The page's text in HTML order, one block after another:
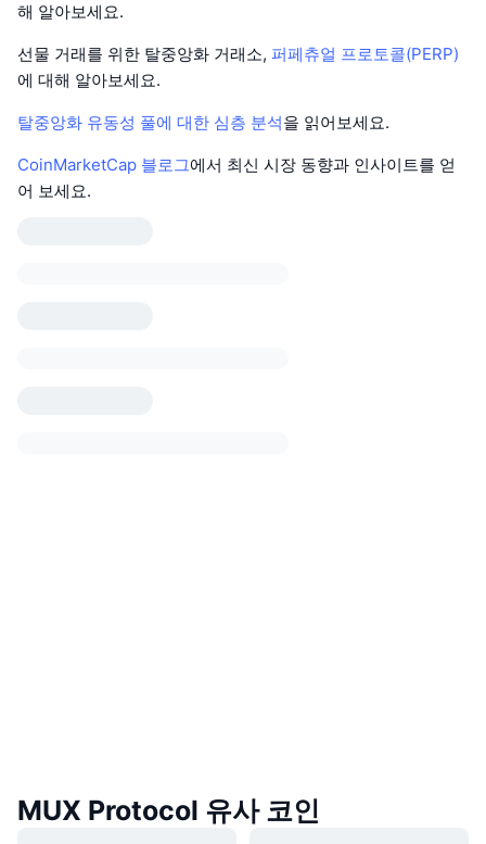
해 알아보세요.
선물 거래를 위한 탈중앙화 거래소, 퍼페츄얼 프로토콜(PERP)
에 대해 알아보세요.
탈중앙화 유동성 풀에 대한 심층 분석을 읽어보세요.
CoinMarketCap 블로그에서 최신 시장 동향과 인사이트를 얻
어 보세요.
MUX Protocol 유사 코인